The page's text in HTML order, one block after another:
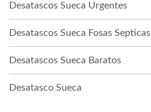
Desatascos Sueca Urgentes
Desatascos Sueca Fosas Septicas
Desatascos Sueca Baratos
Desatasco Sueca